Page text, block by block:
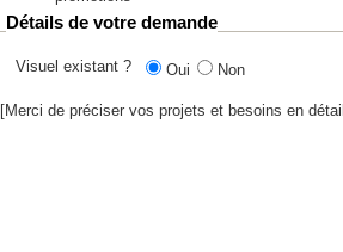
Détails de votre demande
Visuel existant ? Oui Non
[Merci de préciser vos projets et besoins en